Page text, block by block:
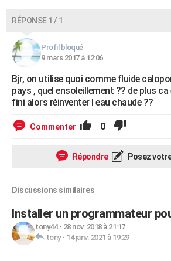
RÉPONSE 1 / 1
Profil bloqué
9 mars 2017 à 12:06
Bjr, on utilise quoi comme fluide
pays , quel ensoleillement ?? de plus
fini alors réinventer l eau chaude ??
Commenter 0
Répondre Posez
Discussions similaires
Installer un programmateur
tony44- 28 nov. 2018 à 21:17
tony- 14 janv. 2021 à 19:29